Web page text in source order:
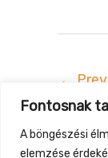
Fontosnak
A böngészési
elemzése
←